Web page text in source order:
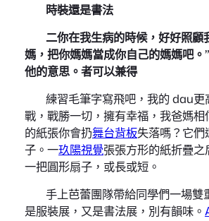
時裝還是書法
二你在我生病的時候，好好照顧
媽，把你媽媽當成你自己的媽媽吧。
他的意思。者可以兼得
練習毛筆字寫飛吧，我的 dau更
戰，戰勝一切，擁有幸福，我爸媽
的紙張你會扔舞台背板失落嗎？它們
子。一玖陽視覺張張方形的紙折疊
一把圓形扇子，或長或短。
手上芭蕾團隊帶給同學們一場雙
是服裝展，又是書法展，別有韻味。